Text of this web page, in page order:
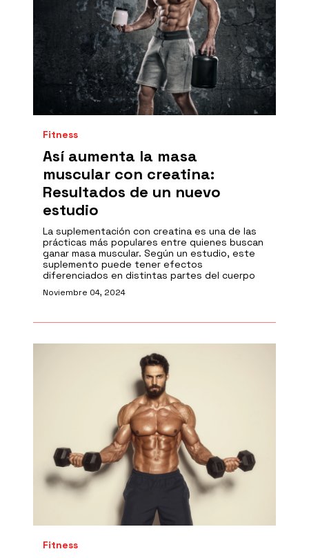
Fitness
Así aumenta la masa
muscular con creatina:
Resultados de un nuevo
estudio
La suplementación con creatina es una de las
prácticas más populares entre quienes buscan
ganar masa muscular. Según un estudio, este
suplemento puede tener efectos
diferenciados en distintas partes del cuerpo
Noviembre 04, 2024
Fitness